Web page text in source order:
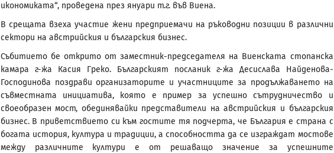
икономиката“, проведена през януари т.г. във Виена.
В срещата взеха участие жени предприемачи на ръководни позиции в различни
сектори на австрийския и българския бизнес.
Събитието бе открито от заместник-председателя на Виенската стопанска
камара г-жа Касия Греко. Българският посланик г-жа Десислава Найденова-
Господинова поздрави организаторите и участниците за продължаването на
съвместната инициатива, която е пример за успешно сътрудничество и
своеобразен мост, обединявайки представители на австрийския и българския
бизнес. В приветствието си към гостите тя подчерта, че България е страна с
богата история, култура и традиции, а способността да се изграждат мостове
между различните култури е от решаващо значение за успешните